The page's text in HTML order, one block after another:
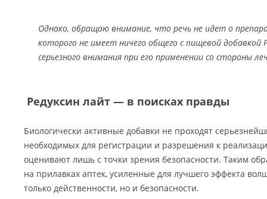
Однако, обращаю внимание, что речь не идет о
которого не имеет ничего общего с пищевой добавкой
серьезного внимания при его применении со стороны
Редуксин лайт — в поисках правды
Биологически активные добавки не проходят
необходимых для регистрации и разрешения к
оценивают лишь с точки зрения безопасности. Таким
на прилавках аптек, усиленные для лучшего эффекта
только действенности, но и безопасности.